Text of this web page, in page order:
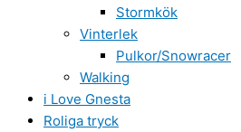
Stormkök
Vinterlek
Pulkor/Snowracer
Walking
i Love Gnesta
Roliga tryck